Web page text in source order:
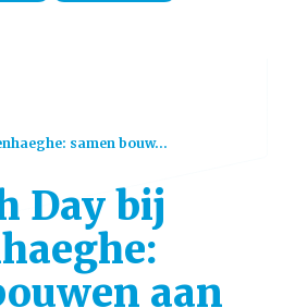
samen bouw...
Day bij
aan